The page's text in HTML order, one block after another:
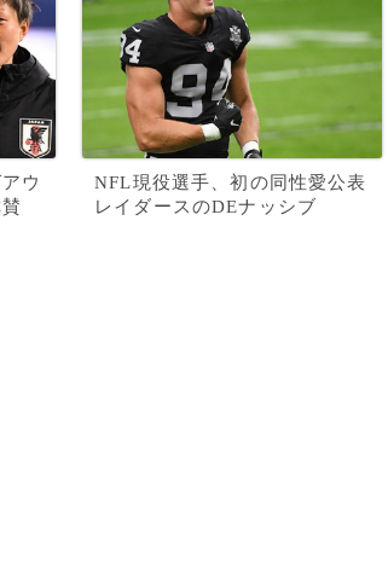
ウ
NFL現役選手、初の同性愛公表
レイダースのDEナッシブ